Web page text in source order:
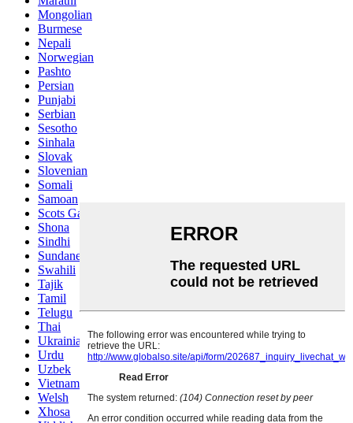
Mongolian
Burmese
Nepali
Norwegian
Pashto
Persian
Punjabi
Serbian
Sesotho
Sinhala
Slovak
Slovenian
Somali
Samoan
Scots Gaelic
Shona
Sindhi
Sundanese
Swahili
Tajik
Tamil
Telugu
Thai
Ukrainian
Urdu
Uzbek
Vietnamese
Welsh
Xhosa